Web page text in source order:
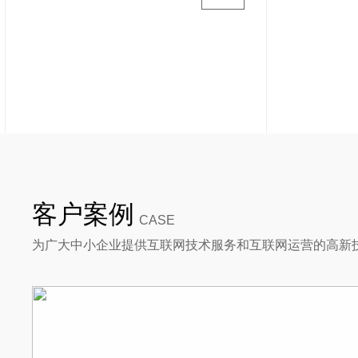
客户案例
CASE
为广大中小企业提供互联网技术服务和互联网运营的高新